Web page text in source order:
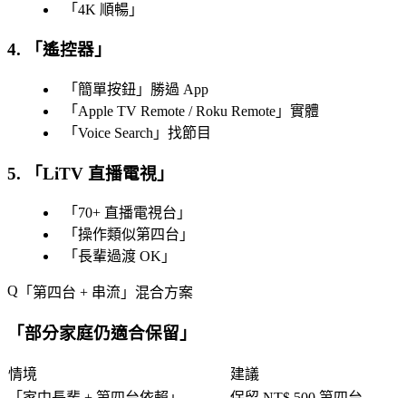
「 4K 順暢 」
4. 「遙控器」
「 簡單按鈕 」勝過 App
「 Apple TV Remote / Roku Remote 」實體
「 Voice Search 」找節目
5. 「LiTV 直播電視 」
「 70+ 直播電視台 」
「 操作類似第四台 」
「 長輩過渡 OK 」
「 第四台 + 串流 」混合方案
「 部分家庭仍適合保留 」
情境
建議